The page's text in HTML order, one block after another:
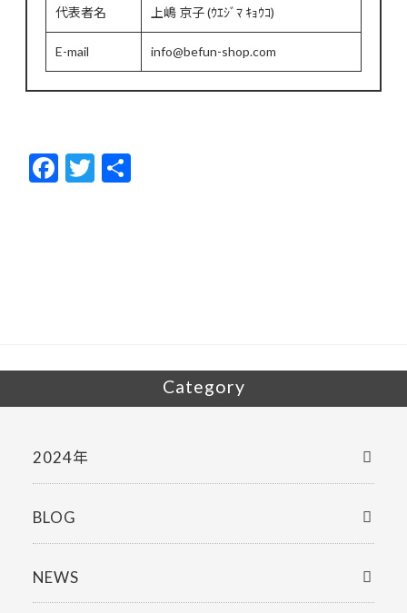
代表者名 上嶋 京子 (ｳｴｼﾞﾏ ｷｮｳｺ)
E-mail info@befun-shop.com
F
T
Category
2024年
BLOG
NEWS